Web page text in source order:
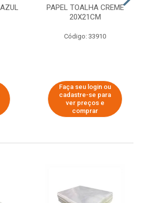
PAPEL TOALHA CREME
20X21CM
Código: 33910
Faça seu login ou
cadastre-se para
ver preços e
comprar